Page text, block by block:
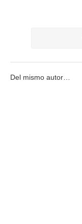
Del mismo autor…